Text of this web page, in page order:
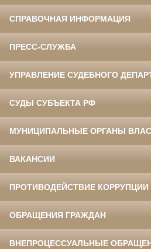
СПРАВОЧНАЯ ИНФОРМАЦИЯ
ПРЕСС-СЛУЖБА
УПРАВЛЕНИЕ СУДЕБНОГО
СУДЫ СУБЪЕКТА РФ
МУНИЦИПАЛЬНЫЕ ОРГАНЫ
ВАКАНСИИ
ПРОТИВОДЕЙСТВИЕ КОРРУПЦИИ
ОБРАЩЕНИЯ ГРАЖДАН
ВНЕПРОЦЕССУАЛЬНЫЕ